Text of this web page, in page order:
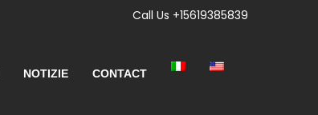
Call Us +15619385839
NOTIZIE CONTACT